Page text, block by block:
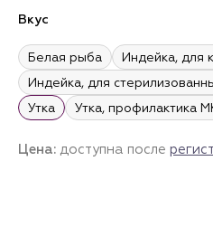
Вкус
Белая рыба
Индейка, для
Индейка, для
Утка
Утка, профилактика
Цена: доступна после